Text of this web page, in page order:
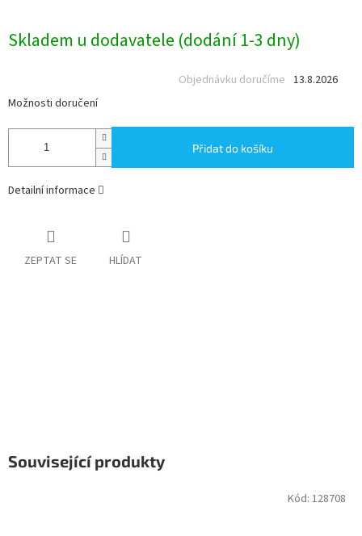
Skladem u dodavatele (dodání 1-3 dny)
13.8.2026
Objednávku doručíme
Možnosti doručení
Přidat do košíku
Detailní informace
ZEPTAT SE HLÍDAT
Související produkty
Kód: 128708